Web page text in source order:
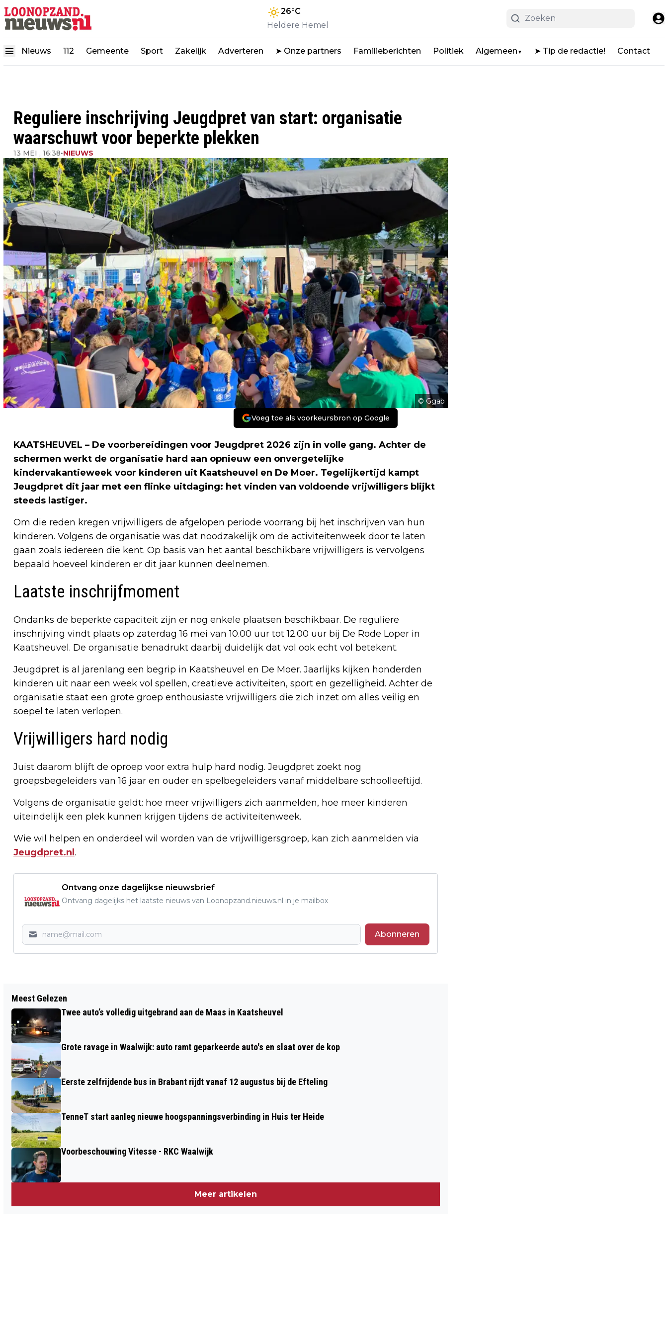
26°C
Heldere Hemel
Nieuws 112 Gemeente Sport Zakelijk Adverteren ➤ Onze partners Familieberichten Politiek Algemeen ▼ ➤ Tip de redactie! Contact
Reguliere inschrijving Jeugdpret van start: organisatie
waarschuwt voor beperkte plekken
13 MEI , 16:38•NIEUWS
© Ggab
Voeg toe als voorkeursbron op Google
KAATSHEUVEL – De voorbereidingen voor Jeugdpret 2026 zijn in volle gang. Achter de
schermen werkt de organisatie hard aan opnieuw een onvergetelijke
kindervakantieweek voor kinderen uit Kaatsheuvel en De Moer. Tegelijkertijd kampt
Jeugdpret dit jaar met een flinke uitdaging: het vinden van voldoende vrijwilligers blijkt
steeds lastiger.
Om die reden kregen vrijwilligers de afgelopen periode voorrang bij het inschrijven van hun
kinderen. Volgens de organisatie was dat noodzakelijk om de activiteitenweek door te laten
gaan zoals iedereen die kent. Op basis van het aantal beschikbare vrijwilligers is vervolgens
bepaald hoeveel kinderen er dit jaar kunnen deelnemen.
Laatste inschrijfmoment
Ondanks de beperkte capaciteit zijn er nog enkele plaatsen beschikbaar. De reguliere
inschrijving vindt plaats op zaterdag 16 mei van 10.00 uur tot 12.00 uur bij De Rode Loper in
Kaatsheuvel. De organisatie benadrukt daarbij duidelijk dat vol ook echt vol betekent.
Jeugdpret is al jarenlang een begrip in Kaatsheuvel en De Moer. Jaarlijks kijken honderden
kinderen uit naar een week vol spellen, creatieve activiteiten, sport en gezelligheid. Achter de
organisatie staat een grote groep enthousiaste vrijwilligers die zich inzet om alles veilig en
soepel te laten verlopen.
Vrijwilligers hard nodig
Juist daarom blijft de oproep voor extra hulp hard nodig. Jeugdpret zoekt nog
groepsbegeleiders van 16 jaar en ouder en spelbegeleiders vanaf middelbare schoolleeftijd.
Volgens de organisatie geldt: hoe meer vrijwilligers zich aanmelden, hoe meer kinderen
uiteindelijk een plek kunnen krijgen tijdens de activiteitenweek.
Wie wil helpen en onderdeel wil worden van de vrijwilligersgroep, kan zich aanmelden via
Jeugdpret.nl .
Ontvang onze dagelijkse nieuwsbrief
Ontvang dagelijks het laatste nieuws van Loonopzand.nieuws.nl in je mailbox
Abonneren
GP DECOR COMBINEERT
INTERIEURADVIES MET ERKENDE
BRANCHEZEKERHEID
KLAVIER AANGEPAST VANWEGE
Meest Gelezen
Twee auto’s volledig uitgebrand aan de Maas in Kaatsheuvel
Grote ravage in Waalwijk: auto ramt geparkeerde auto's en slaat over de kop
Eerste zelfrijdende bus in Brabant rijdt vanaf 12 augustus bij de Efteling
TenneT start aanleg nieuwe hoogspanningsverbinding in Huis ter Heide
Voorbeschouwing Vitesse - RKC Waalwijk
Meer artikelen